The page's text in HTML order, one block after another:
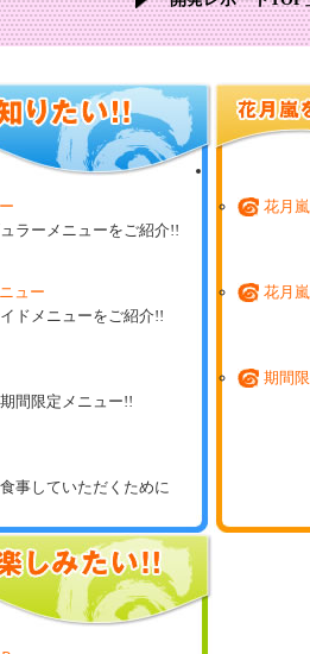
ラーメニューをご紹介!!
ュー
ドメニューをご紹介!!
間限定メニュー!!
事していただくために
場した期間限定商品の数々!!
花月
花月
期間